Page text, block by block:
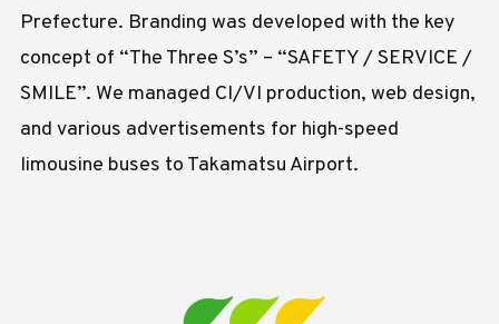
Prefecture. Branding was developed with the key
concept of “The Three S’s” – “SAFETY / SERVICE /
SMILE”. We managed CI/VI production, web design,
and various advertisements for high-speed
limousine buses to Takamatsu Airport.